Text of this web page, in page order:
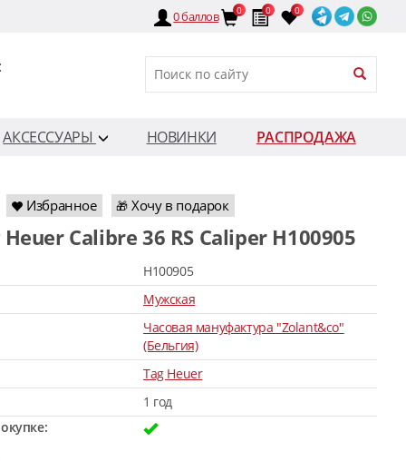
0баллов 0 0 0
АКСЕССУАРЫ НОВИНКИ
РАСПРОДАЖА
Избранное 🎁 Хочу в подарок
Heuer Calibre 36 RS Caliper H100905
H100905
Мужская
Часовая мануфактура "Zolant&co"
(Бельгия)
Tag Heuer
1 год